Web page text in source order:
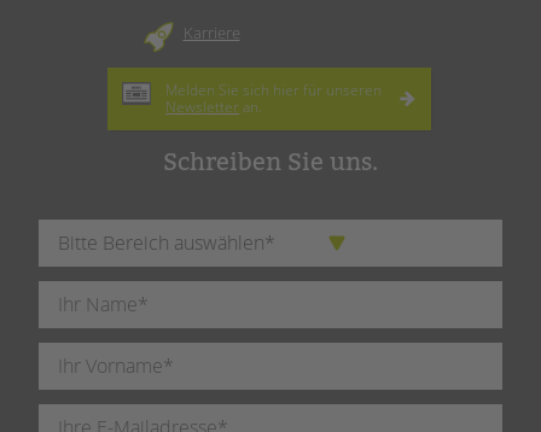
Karriere
Melden Sie sich hier für unseren
Newsletter an.
Schreiben Sie uns.